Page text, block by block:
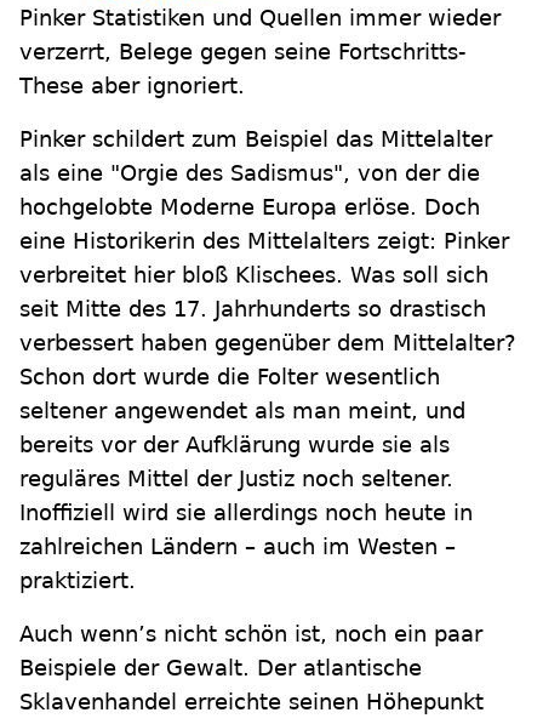
Pinker Statistiken und Quellen immer wieder
verzerrt, Belege gegen seine Fortschritts-
These aber ignoriert.
Pinker schildert zum Beispiel das Mittelalter
als eine "Orgie des Sadismus", von der die
hochgelobte Moderne Europa erlöse. Doch
eine Historikerin des Mittelalters zeigt: Pinker
verbreitet hier bloß Klischees. Was soll sich
seit Mitte des 17. Jahrhunderts so drastisch
verbessert haben gegenüber dem Mittelalter?
Schon dort wurde die Folter wesentlich
seltener angewendet als man meint, und
bereits vor der Aufklärung wurde sie als
reguläres Mittel der Justiz noch seltener.
Inoffiziell wird sie allerdings noch heute in
zahlreichen Ländern – auch im Westen –
praktiziert.
Auch wenn’s nicht schön ist, noch ein paar
Beispiele der Gewalt. Der atlantische
Sklavenhandel erreichte seinen Höhepunkt